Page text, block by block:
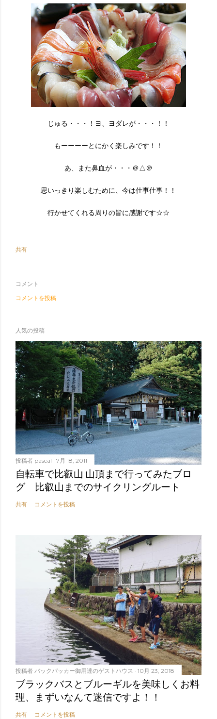
じゅる・・・！ヨ、ヨダレが・・・！！
もーーーーとにかく楽しみです！！
あ、また鼻血が・・・＠△＠
思いっきり楽しむために、今は仕事仕事！！
行かせてくれる周りの皆に感謝です☆☆
共有
コメント
コメントを投稿
人気の投稿
投稿者 pascal 7月 18, 2011
自転車で比叡山 山頂まで行ってみたブロ
グ 比叡山までのサイクリングルート
共有 コメントを投稿
投稿者 バックパッカー御用達のゲストハウス 10月 23, 2018
ブラックバスとブルーギルを美味しくお料
理、まずいなんて迷信ですよ！！
共有 コメントを投稿